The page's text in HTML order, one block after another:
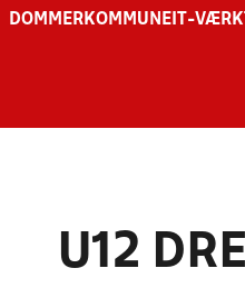
DOMMER KOMMUNE IT-
U12